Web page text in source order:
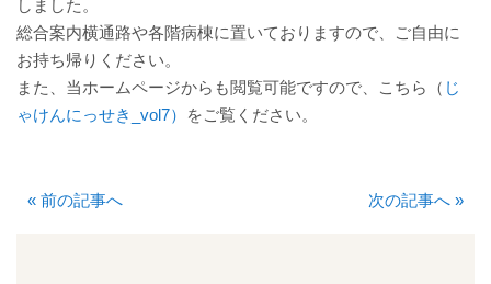
厚生労働大臣が定める掲示事項
通院について
外来診療担当表
しました。
総合案内横通路や各階病棟に置いておりますので、ご自由に
お持ち帰りください。
また、当ホームページからも閲覧可能ですので、こちら（ じ
ゃけんにっせき_vol7）
をご覧ください。
« 前の記事へ 次の記事へ »